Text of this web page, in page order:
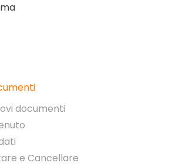
documenti
e Cancellare